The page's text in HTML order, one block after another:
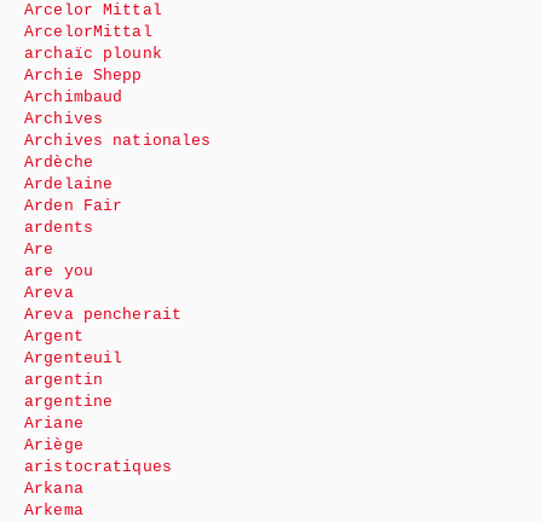
Arcelor Mittal
ArcelorMittal
archaïc plounk
Archie Shepp
Archimbaud
Archives
Archives nationales
Ardèche
Ardelaine
Arden Fair
ardents
Are
are you
Areva
Areva pencherait
Argent
Argenteuil
argentin
argentine
Ariane
Ariège
aristocratiques
Arkana
Arkema